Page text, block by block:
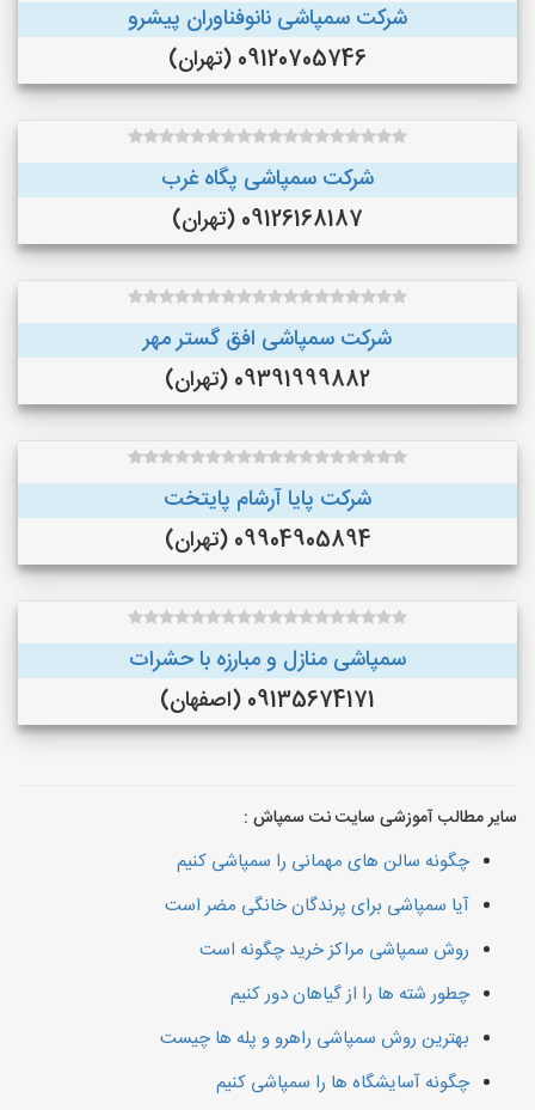
شرکت سمپاشی نانوفناوران پیشرو
09120705746 (تهران)
شرکت سمپاشی پگاه غرب
09126168187 (تهران)
شرکت سمپاشی افق گستر مهر
09391999882 (تهران)
شرکت پایا آرشام پایتخت
09904905894 (تهران)
سمپاشی منازل و مبارزه با حشرات
09135674171 (اصفهان)
سایر مطالب آموزشی سایت نت سمپاش :
چگونه سالن های مهمانی را سمپاشی کنیم
آیا سمپاشی برای پرندگان خانگی مضر است
روش سمپاشی مراکز خرید چگونه است
چطور شته ها را از گیاهان دور کنیم
بهترین روش سمپاشی راهرو و پله ها چیست
چگونه آسایشگاه ها را سمپاشی کنیم